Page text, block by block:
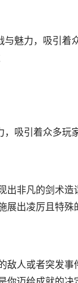
魅力，吸引着
，吸引着众多玩
出非凡的剑术
出凌厉且特殊
人或者突发事